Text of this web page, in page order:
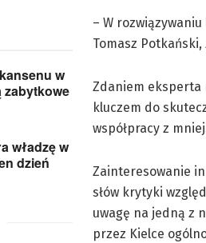
w
zabytkowe
władzę w
dzień
– W
Tomasz
Zdaniem eksperta
kluczem do
współpracy z
Zainteresowanie
słów krytyki
uwagę na jedną z
przez Kielce